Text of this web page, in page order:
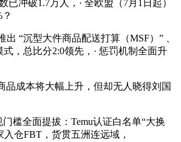
冲破1.7万人，· 全欧盟（7月1日起）
“沉型大件商品配送打算（MSF）” 、
，总比分2:0领先，· 惩罚机制全面升
成本将大幅上升，但却无人晓得刘国
槛全面提拔：Temu认证白名单“大换
仓FBT，货贯五洲连远域，